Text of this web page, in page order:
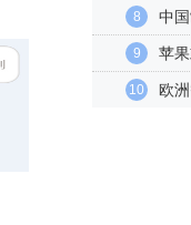
8 中
9 苹
10 欧